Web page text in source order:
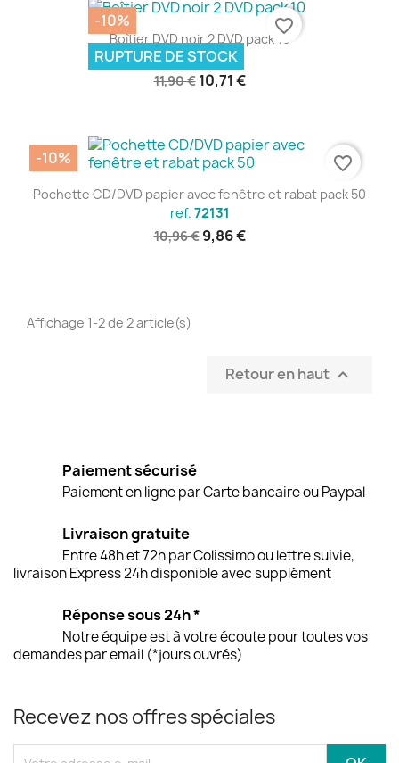
Boîtier DVD noir 2 DVD pack 10
ref.72121
11,90 € 10,71 €
-10%
RUPTURE DE STOCK
favorite_border
Pochette CD/DVD papier avec fenêtre et rabat pack 50
ref. 72131
10,96 € 9,86 €
-10% favorite_border
Affichage 1-2 de 2 article(s)
Retour en haut 
Paiement sécurisé
Paiement en ligne par Carte bancaire ou Paypal
Livraison gratuite
Entre 48h et 72h par Colissimo ou lettre suivie,
livraison Express 24h disponible avec supplément
Réponse sous 24h *
Notre équipe est à votre écoute pour toutes vos
demandes par email (*jours ouvrés)
Recevez nos offres spéciales